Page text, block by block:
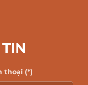
thoại (*)